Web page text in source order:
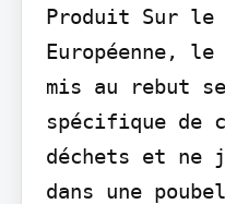
Produit Sur le
Européenne,
mis au rebut
spécifique de
déchets et ne
dans une